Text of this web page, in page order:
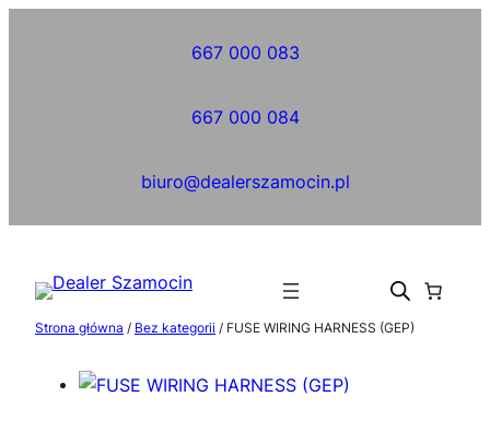
667 000 083
667 000 084
biuro@dealerszamocin.pl
Strona główna / Bez kategorii / FUSE WIRING HARNESS (GEP)